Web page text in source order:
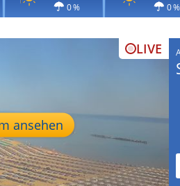
0 % 0 %
LIVE
ansehen